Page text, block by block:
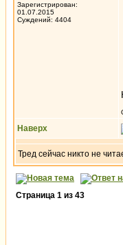
Зарегистрирован:
01.07.2015
Суждений: 4404
Наверх
Тред сейчас никто не
Страница 1 из 43